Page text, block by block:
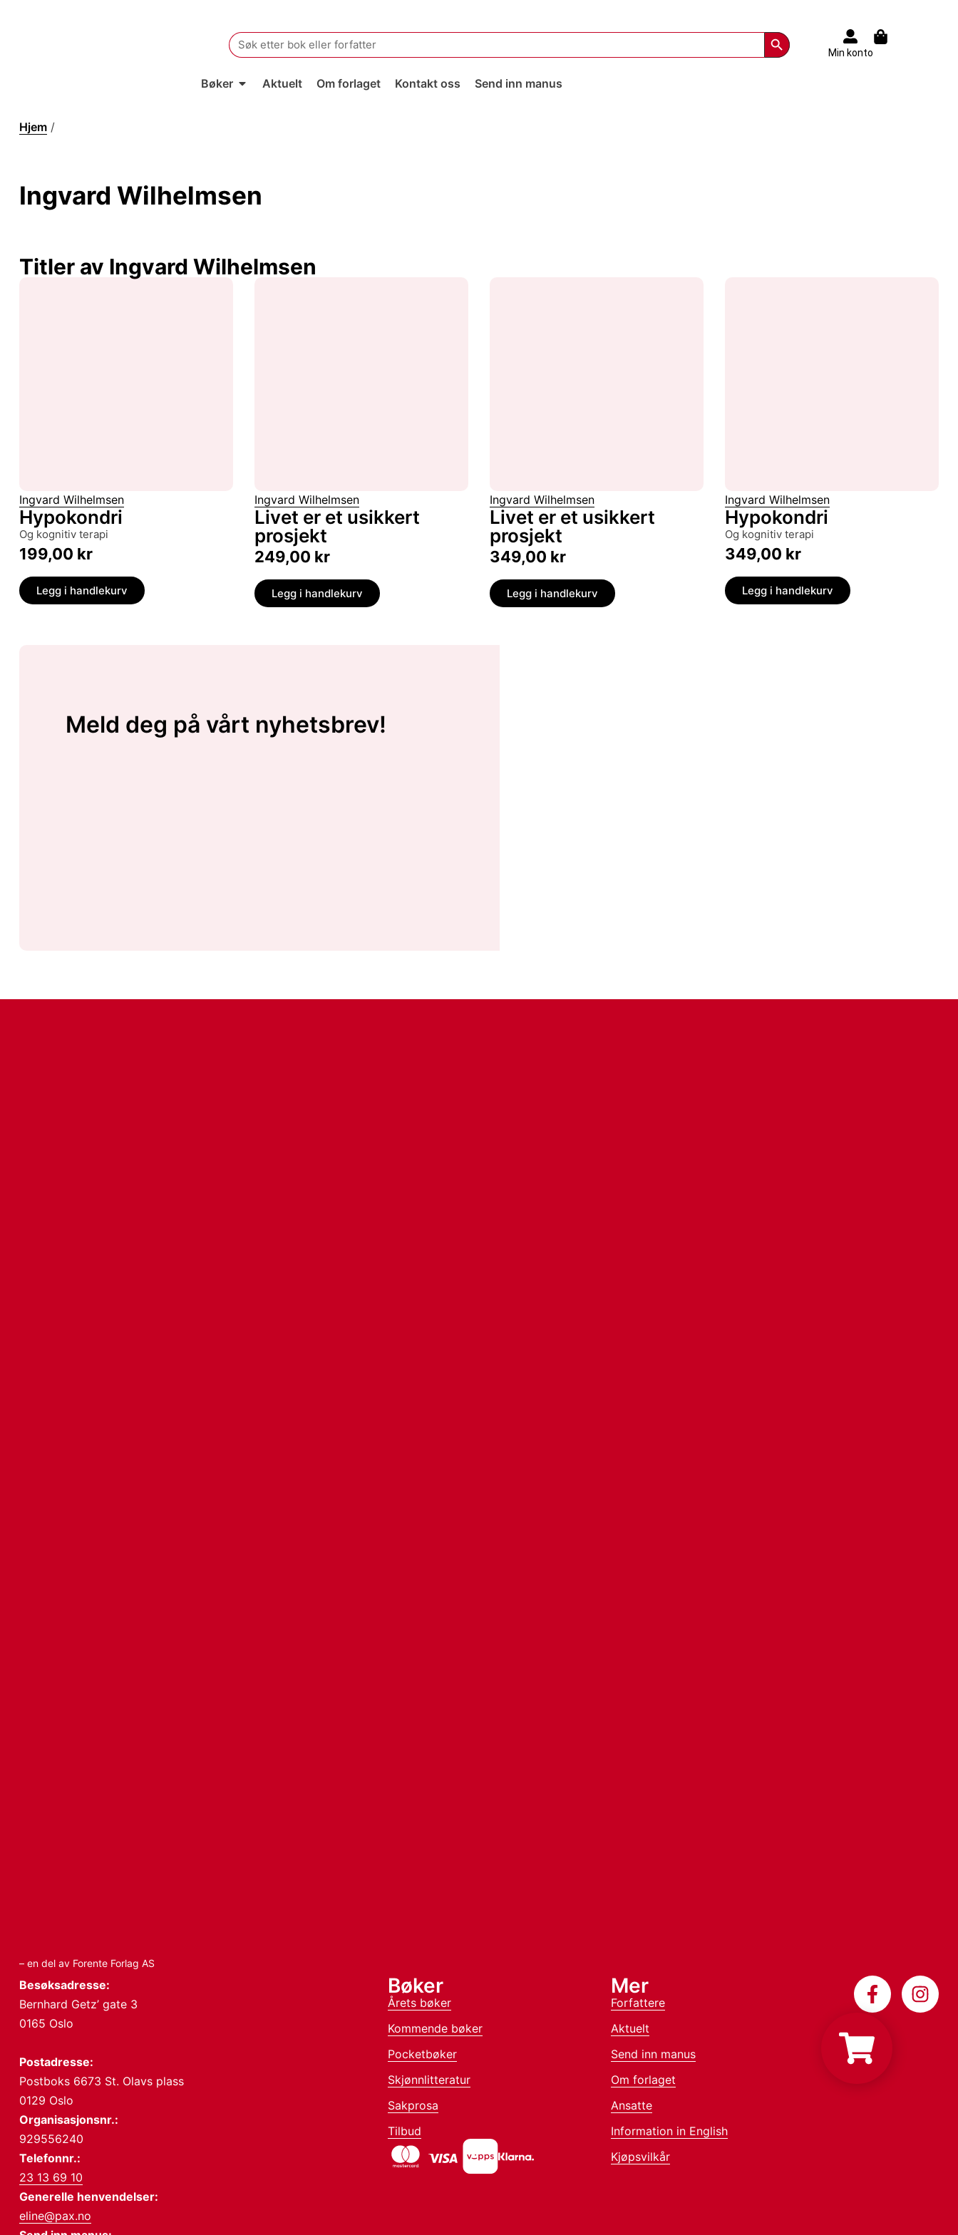
Search
for:
Search Button
Min konto
Bøker Aktuelt Om forlaget Kontakt oss Send inn manus
Hjem /
Ingvard Wilhelmsen
Titler av Ingvard Wilhelmsen
Ingvard Wilhelmsen
Hypokondri
og kognitiv terapi
199,00 kr
Legg i handlekurv
Ingvard Wilhelmsen
Livet er et usikkert
prosjekt
249,00 kr
Legg i handlekurv
Ingvard Wilhelmsen
Livet er et usikkert
prosjekt
349,00 kr
Legg i handlekurv
Ingvard Wilhelmsen
Hypokondri
og kognitiv terapi
349,00 kr
Legg i handlekurv
Meld deg på vårt nyhetsbrev!
– en del av Forente Forlag AS
Besøksadresse:
Bernhard Getz’ gate 3
0165 Oslo
Postadresse:
Postboks 6673 St. Olavs plass
0129 Oslo
Organisasjonsnr.:
929556240
Telefonnr.:
23 13 69 10
Generelle henvendelser:
eline@pax.no
Bøker
Årets bøker
Kommende bøker
Pocketbøker
Skjønnlitteratur
Sakprosa
Tilbud
Mer
Forfattere
Aktuelt
Send inn manus
Om forlaget
Ansatte
Information in English
Kjøpsvilkår